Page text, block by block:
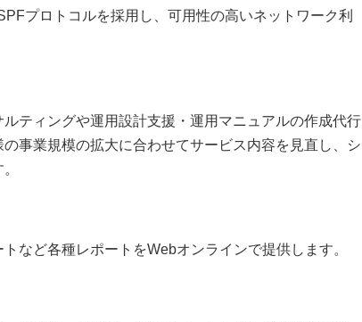
プロトコルを採用し、可用性の高いネットワーク利
ティングや運用設計支援・運用マニュアルの作成代行
事業規模の拡大に合わせてサービス内容を見直し、シ
など各種レポートをWebオンラインで提供します。